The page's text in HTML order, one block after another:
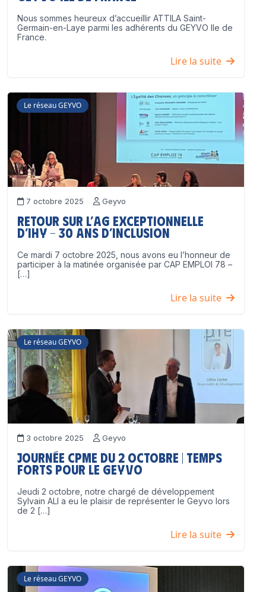
Nous sommes heureux d’accueillir ATTILA Saint-
Germain-en-Laye parmi les adhérents du GEYVO Ile de
France.
Lire la suite
Le réseau GEYVO
7 octobre 2025 Geyvo
Retour sur l’AG exceptionnelle
d’IHY – 30 ans d’inclusion
Ce mardi 7 octobre 2025, nous avons eu l’honneur de
participer à la matinée organisée par CAP EMPLOI 78 –
[…]
Lire la suite
Le réseau GEYVO
3 octobre 2025 Geyvo
Journée CPME du 2 octobre | Temps
forts pour le GEYVO
Jeudi 2 octobre, notre chargé de développement
Sylvain ALI a eu le plaisir de représenter le Geyvo lors
de 2 […]
Lire la suite
Le réseau GEYVO